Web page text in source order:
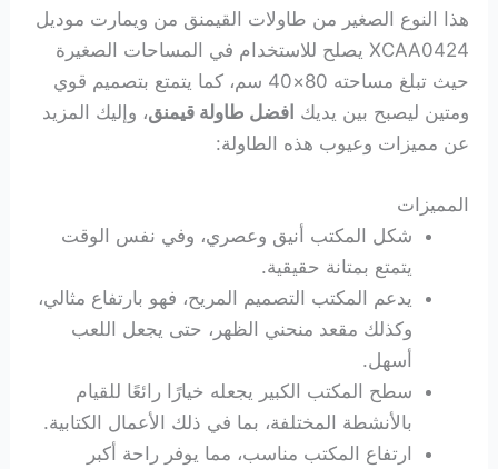
هذا النوع الصغير من طاولات القيمنق من ويمارت موديل
XCAA0424 يصلح للاستخدام في المساحات الصغيرة
حيث تبلغ مساحته 80×40 سم، كما يتمتع بتصميم قوي
ومتين ليصبح بين يديك افضل طاولة قيمنق، وإليك المزيد
عن مميزات وعيوب هذه الطاولة:
المميزات
شكل المكتب أنيق وعصري، وفي نفس الوقت
يتمتع بمتانة حقيقية.
يدعم المكتب التصميم المريح، فهو بارتفاع مثالي،
وكذلك مقعد منحني الظهر، حتى يجعل اللعب
أسهل.
سطح المكتب الكبير يجعله خيارًا رائعًا للقيام
بالأنشطة المختلفة، بما في ذلك الأعمال الكتابية.
ارتفاع المكتب مناسب، مما يوفر راحة أكبر